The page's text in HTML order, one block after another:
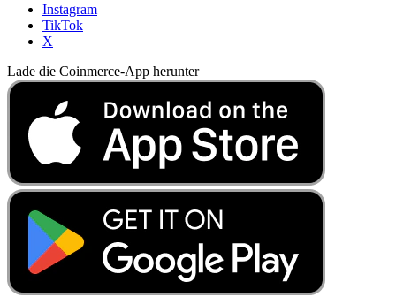
Instagram
TikTok
X
Lade die Coinmerce-App herunter